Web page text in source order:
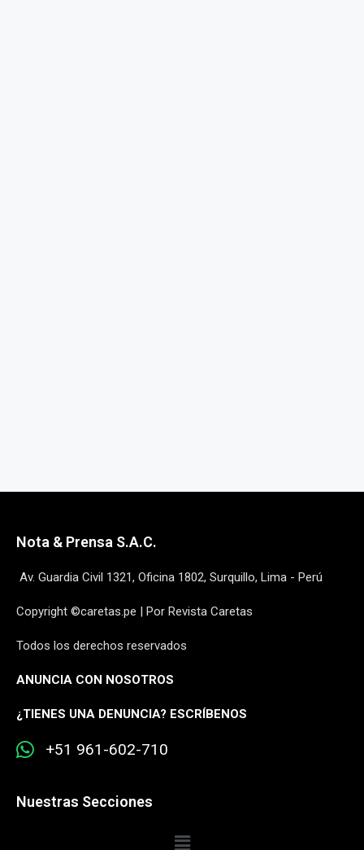
Nota & Prensa S.A.C.
Av. Guardia Civil 1321, Oficina 1802, Surquillo, Lima - Perú
Copyright ©caretas.pe | Por Revista Caretas
Todos los derechos reservados
ANUNCIA CON NOSOTROS
¿TIENES UNA DENUNCIA? ESCRÍBENOS
+51 961-602-710
Nuestras Secciones